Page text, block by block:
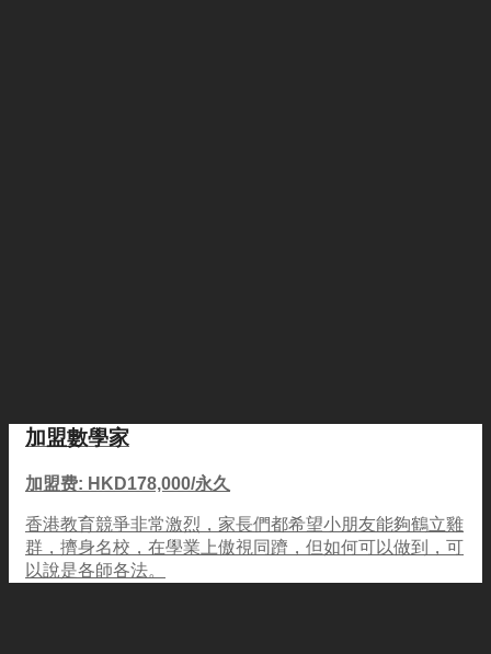
加盟數學家
加盟费: HKD178,000/永久
香港教育競爭非常激烈，家長們都希望小朋友能夠鶴立雞
群，擠身名校，在學業上傲視同躋，但如何可以做到，可
以說是各師各法。